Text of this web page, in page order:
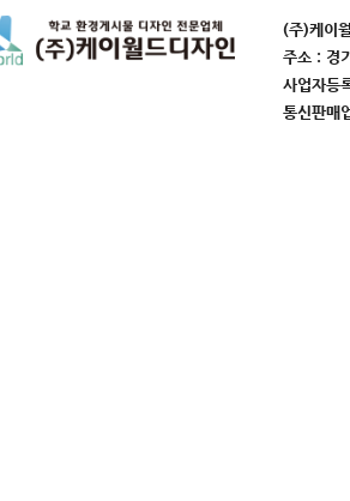
(주)케이
주소 : 경
사업자
통신판매